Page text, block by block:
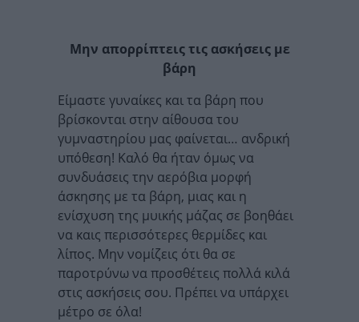
Μην απορρίπτεις τις ασκήσεις με
βάρη
Είμαστε γυναίκες και τα βάρη που
βρίσκονται στην αίθουσα του
γυμναστηρίου μας φαίνεται… ανδρική
υπόθεση! Καλό θα ήταν όμως να
συνδυάσεις την αερόβια μορφή
άσκησης με τα βάρη, μιας και η
ενίσχυση της μυικής μάζας σε βοηθάει
να καις περισσότερες θερμίδες και
λίπος. Μην νομίζεις ότι θα σε
παροτρύνω να προσθέτεις πολλά κιλά
στις ασκήσεις σου. Πρέπει να υπάρχει
μέτρο σε όλα!